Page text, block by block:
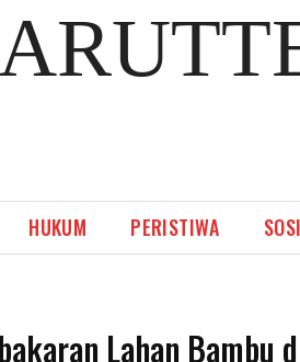
HUKUM PERISTIWA
Lahan Bambu